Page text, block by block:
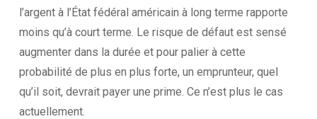
l’argent à l’État fédéral américain à long terme rapporte
moins qu’à court terme. Le risque de défaut est sensé
augmenter dans la durée et pour palier à cette
probabilité de plus en plus forte, un emprunteur, quel
qu’il soit, devrait payer une prime. Ce n’est plus le cas
actuellement.